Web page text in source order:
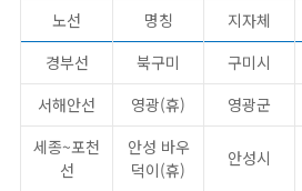
노선 명칭 지자체
경부선
북구미 구미시
서해안선
영광(휴) 영광군
세종~포천
선
안성 바우
덕이(휴)
안성시